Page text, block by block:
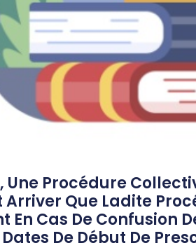
Une Procédure
Arriver Que Ladite
En Cas De Confusion
De Début De